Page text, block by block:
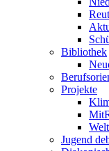
Bibliothek
Projekte
Jugend